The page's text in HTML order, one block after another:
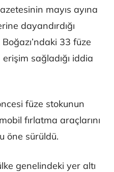
mayıs ayına
dayandırdığı
33 füze
sağladığı iddia
füze stokunun
fırlatma araçlarını
öne sürüldü.
genelindeki yer altı